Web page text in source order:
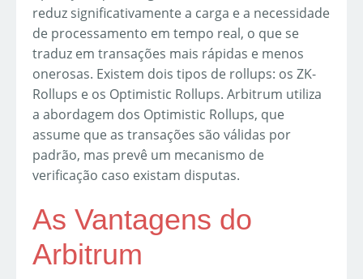
reduz significativamente a carga e a necessidade
de processamento em tempo real, o que se
traduz em transações mais rápidas e menos
onerosas. Existem dois tipos de rollups: os ZK-
Rollups e os Optimistic Rollups. Arbitrum utiliza
a abordagem dos Optimistic Rollups, que
assume que as transações são válidas por
padrão, mas prevê um mecanismo de
verificação caso existam disputas.
As Vantagens do
Arbitrum